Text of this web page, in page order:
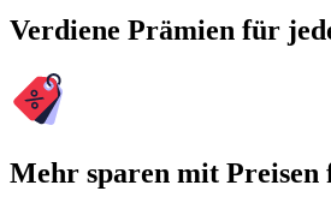
Verdiene Prämien für
Mehr sparen mit